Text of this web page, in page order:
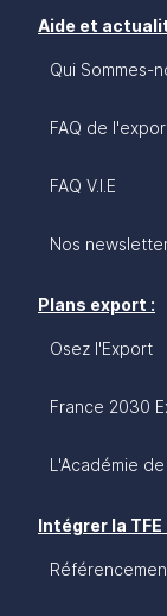
commerciaux.
et à se
Aide et
Qui Sommes-
FAQ de
FAQ V.I.E
Nos
Plans export :
Osez l'Export
France 2030
L'Académie
Intégrer la TFE